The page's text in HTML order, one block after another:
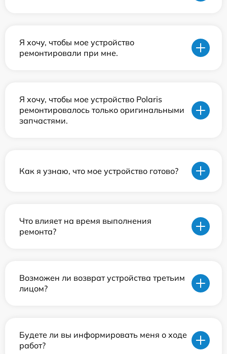
Я хочу, чтобы мое устройство
ремонтировали при мне.
Я хочу, чтобы мое устройство Polaris
ремонтировалось только оригинальными
запчастями.
Как я узнаю, что мое устройство готово?
Что влияет на время выполнения
ремонта?
Возможен ли возврат устройства третьим
лицом?
Будете ли вы информировать меня о ходе
работ?